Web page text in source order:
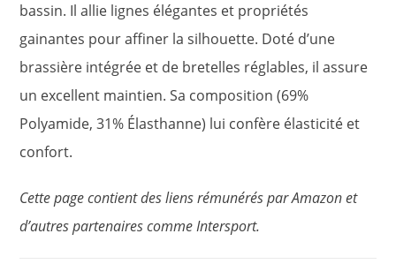
bassin. Il allie lignes élégantes et propriétés
gainantes pour affiner la silhouette. Doté d’une
brassière intégrée et de bretelles réglables, il assure
un excellent maintien. Sa composition (69%
Polyamide, 31% Élasthanne) lui confère élasticité et
confort.
Cette page contient des liens rémunérés par Amazon et
d’autres partenaires comme Intersport.